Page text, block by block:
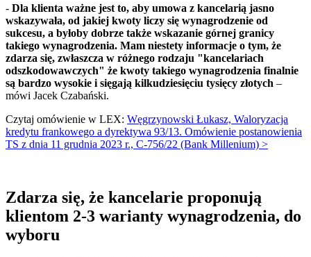
- Dla klienta ważne jest to, aby umowa z kancelarią jasno
wskazywała, od jakiej kwoty liczy się wynagrodzenie od
sukcesu, a byłoby dobrze także wskazanie górnej granicy
takiego wynagrodzenia. Mam niestety informacje o tym, że
zdarza się, zwłaszcza w różnego rodzaju "kancelariach
odszkodowawczych" że kwoty takiego wynagrodzenia finalnie
są bardzo wysokie i sięgają kilkudziesięciu tysięcy złotych –
mówi Jacek Czabański.
Czytaj omówienie w LEX: Węgrzynowski Łukasz, Waloryzacja
kredytu frankowego a dyrektywa 93/13. Omówienie postanowienia
TS z dnia 11 grudnia 2023 r., C-756/22 (Bank Millenium) >
Zdarza się, że kancelarie proponują
klientom 2-3 warianty wynagrodzenia, do
wyboru